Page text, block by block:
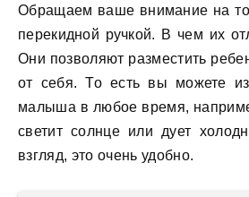
Обращаем ваше внимание на то
перекидной ручкой. В чем их
Они позволяют разместить
от себя. То есть вы можете
малыша в любое время,
светит солнце или дует
взгляд, это очень удобно.